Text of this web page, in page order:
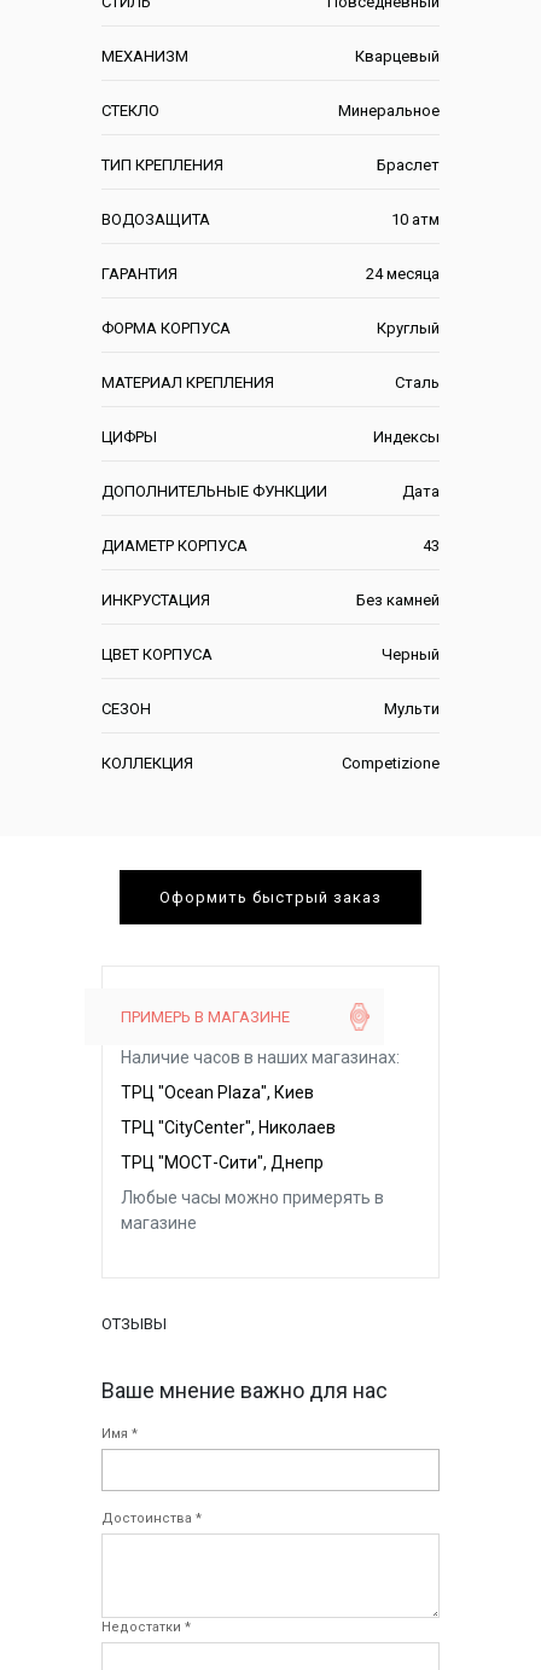
МЕХАНИЗМ Кварцевый
СТЕКЛО Минеральное
ТИП КРЕПЛЕНИЯ Браслет
ВОДОЗАЩИТА 10 атм
ГАРАНТИЯ 24 месяца
ФОРМА КОРПУСА Круглый
МАТЕРИАЛ КРЕПЛЕНИЯ Сталь
ЦИФРЫ Индексы
ДОПОЛНИТЕЛЬНЫЕ ФУНКЦИИ Дата
ДИАМЕТР КОРПУСА 43
ИНКРУСТАЦИЯ Без камней
ЦВЕТ КОРПУСА Черный
СЕЗОН Мульти
КОЛЛЕКЦИЯ Competizione
Оформить быстрый заказ
ПРИМЕРЬ В МАГАЗИНЕ
Наличие часов в наших магазинах:
ТРЦ "Ocean Plaza", Киев
ТРЦ "CityCenter", Николаев
ТРЦ "МОСТ-Сити", Днепр
Любые часы можно примерять в
магазине
ОТЗЫВЫ
Ваше мнение важно для нас
Имя *
Достоинства *
Недостатки *